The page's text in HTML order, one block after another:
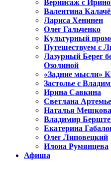
Вернисаж с
Валентина
Лариса Хенинен
Олег Гальченко
Культурный
Путешествуем с
Лазурный Берег
Озолиной
«Задние мысли»
Застолье с
Ирина Савкина
Светлана
Наталья Мешкова
Владимир
Екатерина
Олег Липовецкий
Илона Румянцева
Афиша